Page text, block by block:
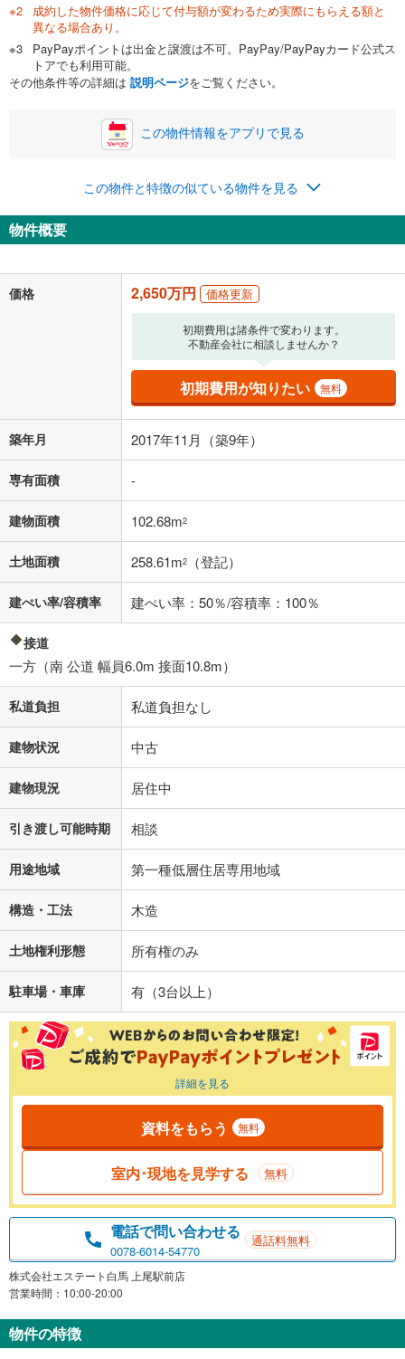
0万円 2,650万円
自己資金から住宅購入にかけられる金額を入力してくださ
い。一般的には物件価格の2割までが目安です。
閉じる
ボーナス
万円
0円
ナス時の増額分（1回分）を入力してください。
ボーナス払いの限度額は金融機関によって異なります。
閉じる
月々の返済額
「金利」については、ご利用を予定されている金融機関等にご確認の
上、ご自身での入力をお願いいたします。初期設定で自動入力されてい
る値は、実際の金融機関等における貸出金利とは何ら関係がなく、実際
の金融機関等における貸出金利を何ら保証するものではありません。返
済方法「元利均等返済」にて算出しております。入力された金利を35年
適用した場合の計算結果を表示しています。
その他月額費用や、初期費用がかかります。ご注意ください。実際にお
借り入れの際は各金融機関等に、必ずご自身でご確認をお願いいたしま
す。
条件によってお借り入れができないことがあります。
不動産会社に購入相談をする
成約した物件価格に応じて付与額が変わるため実際にもらえる額と
異なる場合あり。
PayPayポイントは出金と譲渡は不可。PayPay/PayPayカード公式ス
トアでも利用可能。
その他条件等の詳細は 説明ページをご覧ください。
この物件情報をアプリで見る
この物件と特徴の似ている物件を見る
物件概要
価格 2,650万円 価格更新
初期費用は諸条件で変わります。
不動産会社に相談しませんか？
初期費用が知りたい 無料
築年月 2017年11月（築9年）
専有面積 -
建物面積 102.68m2
土地面積 258.61m2 （登記）
建ぺい率/容積率 建ぺい率：50％/容積率：100％
接道
一方（南 公道 幅員6.0m 接面10.8m）
私道負担 私道負担なし
建物状況 中古
建物現況 居住中
引き渡し可能時期 相談
用途地域 第一種低層住居専用地域
構造・工法 木造
土地権利形態 所有権のみ
駐車場・車庫 有（3台以上）
詳細を見る
資料をもらう 無料
室内･現地を見学する 無料
電話で問い合わせる
0078-6014-54770
通話料無料
株式会社エステート白馬 上尾駅前店
営業時間：10:00-20:00
物件の特徴